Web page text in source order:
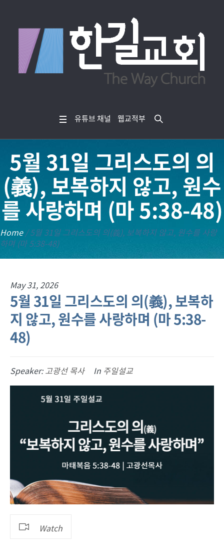
유튜브 채널 웹교적부
5월 31일 그리스도의 의
(義), 보복하지 않고, 원수
를 사랑하며 (마 5:38-48)
Home /5월 31일 그리스도의 의(義), 보복하지 않고, 원수를 사랑
하며 (마 5:38-48)
May 31, 2026
5월 31일 그리스도의 의(義), 보복하
지 않고, 원수를 사랑하며 (마 5:38-
48)
Speaker:고광선 목사 In 주일설교
Watch